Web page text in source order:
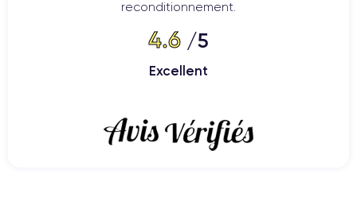
reconditionnement.
4.6 /5
Excellent